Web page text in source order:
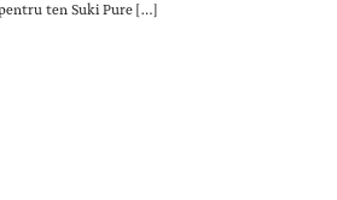
ten Suki Pure […]